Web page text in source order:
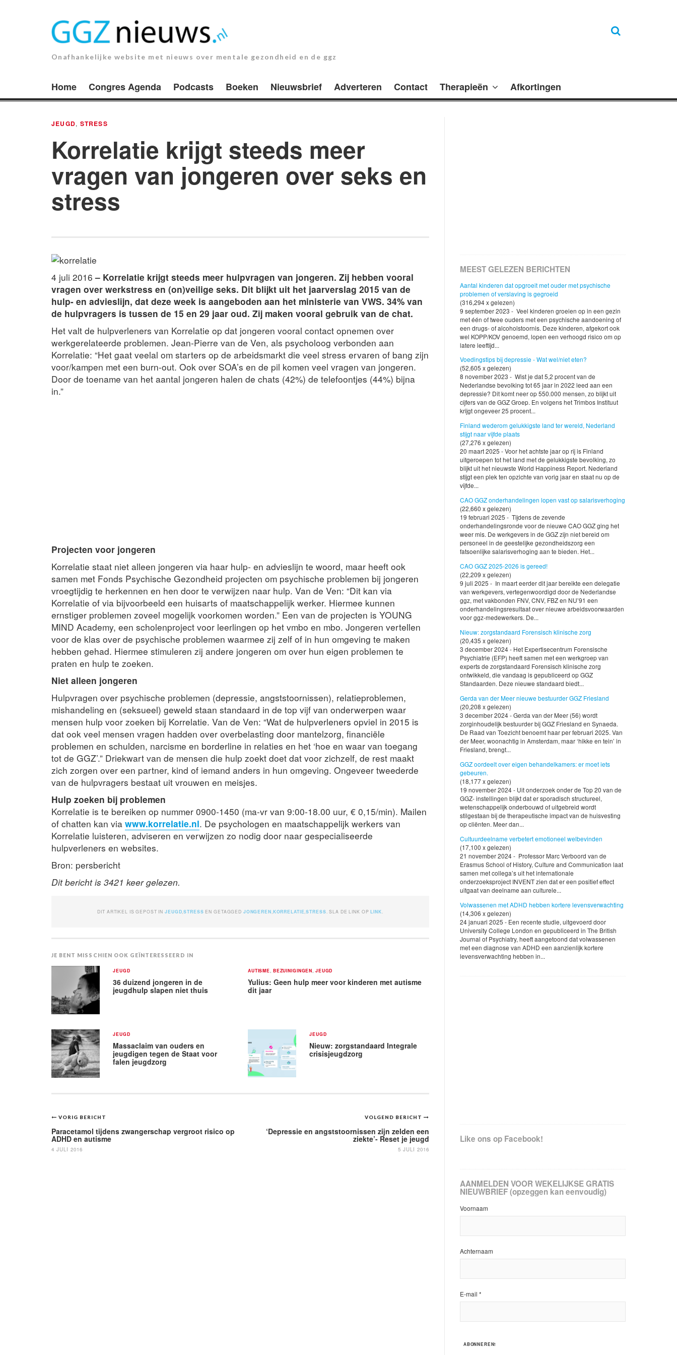
Onafhankelijke website met nieuws over mentale gezondheid en de ggz
Home Congres Agenda Podcasts Boeken Nieuwsbrief Adverteren Contact Therapieën Afkortingen
JEUGD, STRESS
Korrelatie krijgt steeds meer
vragen van jongeren over seks en
stress
4 juli 2016– Korrelatie krijgt steeds meer hulpvragen van jongeren. Zij hebben vooral
vragen over werkstress en (on)veilige seks. Dit blijkt uit het jaarverslag 2015 van de
hulp- en advieslijn, dat deze week is aangeboden aan het ministerie van VWS. 34% van
de hulpvragers is tussen de 15 en 29 jaar oud. Zij maken vooral gebruik van de chat.
Het valt de hulpverleners van Korrelatie op dat jongeren vooral contact opnemen over
werkgerelateerde problemen. Jean-Pierre van de Ven, als psycholoog verbonden aan
Korrelatie: “Het gaat veelal om starters op de arbeidsmarkt die veel stress ervaren of bang zijn
voor/kampen met een burn-out. Ook over SOA’s en de pil komen veel vragen van jongeren.
Door de toename van het aantal jongeren halen de chats (42%) de telefoontjes (44%) bijna
in.”
Projecten voor jongeren
Korrelatie staat niet alleen jongeren via haar hulp- en advieslijn te woord, maar heeft ook
samen met Fonds Psychische Gezondheid projecten om psychische problemen bij jongeren
vroegtijdig te herkennen en hen door te verwijzen naar hulp. Van de Ven: “Dit kan via
Korrelatie of via bijvoorbeeld een huisarts of maatschappelijk werker. Hiermee kunnen
ernstiger problemen zoveel mogelijk voorkomen worden.” Een van de projecten is YOUNG
MIND Academy, een scholenproject voor leerlingen op het vmbo en mbo. Jongeren vertellen
voor de klas over de psychische problemen waarmee zij zelf of in hun omgeving te maken
hebben gehad. Hiermee stimuleren zij andere jongeren om over hun eigen problemen te
praten en hulp te zoeken.
Niet alleen jongeren
Hulpvragen over psychische problemen (depressie, angststoornissen), relatieproblemen,
mishandeling en (seksueel) geweld staan standaard in de top vijf van onderwerpen waar
mensen hulp voor zoeken bij Korrelatie. Van de Ven: “Wat de hulpverleners opviel in 2015 is
dat ook veel mensen vragen hadden over overbelasting door mantelzorg, financiële
problemen en schulden, narcisme en borderline in relaties en het ‘hoe en waar van toegang
tot de GGZ’.” Driekwart van de mensen die hulp zoekt doet dat voor zichzelf, de rest maakt
zich zorgen over een partner, kind of iemand anders in hun omgeving. Ongeveer tweederde
van de hulpvragers bestaat uit vrouwen en meisjes.
Hulp zoeken bij problemen
Korrelatie is te bereiken op nummer 0900-1450 (ma-vr van 9:00-18.00 uur, € 0,15/min). Mailen
of chatten kan via www.korrelatie.nl. De psychologen en maatschappelijk werkers van
Korrelatie luisteren, adviseren en verwijzen zo nodig door naar gespecialiseerde
hulpverleners en websites.
Bron: persbericht
Dit bericht is 3421 keer gelezen.
DIT ARTIKEL IS GEPOST INJEUGD ,STRESS EN GETAGGED JONGEREN KORRELATIE ,STRESS . SLA DE LINK OPLINK
JE BENT MISSCHIEN OOK GEÏNTERESSEERD IN
JEUGD
36 duizend jongeren in de
jeugdhulp slapen niet thuis
AUTISME BEZUINIGINGEN JEUGD
Yulius: Geen hulp meer voor kinderen met autisme
dit jaar
JEUGD
Massaclaim van ouders en
jeugdigen tegen de Staat voor
falen jeugdzorg
JEUGD
Nieuw: zorgstandaard Integrale
crisisjeugdzorg
Bericht
navigatie
VOLGEND BERICHT
‘Depressie en angststoornissen zijn zelden een
ziekte’- Reset je jeugd
5 JULI 2016
VORIG BERICHT
Paracetamol tijdens zwangerschap vergroot risico op
ADHD en autisme
4 JULI 2016
MEEST GELEZEN BERICHTEN
Aantal kinderen dat opgroeit met ouder met psychische
problemen of verslaving is gegroeid
(316,294 x gelezen)
9 september 2023 - Veel kinderen groeien op in een gezin
met één of twee ouders met een psychische aandoening of
een drugs- of alcoholstoornis. Deze kinderen, afgekort ook
wel KOPP/KOV genoemd, lopen een verhoogd risico om op
latere leeftijd...
Voedingstips bij depressie - Wat wel/niet eten?
(52,605 x gelezen)
8 november 2023 - Wist je dat 5,2 procent van de
Nederlandse bevolking tot 65 jaar in 2022 leed aan een
depressie? Dit komt neer op 550.000 mensen, zo blijkt uit
cijfers van de GGZ Groep. En volgens het Trimbos Instituut
krijgt ongeveer 25 procent...
Finland wederom gelukkigste land ter wereld, Nederland
stijgt naar vijfde plaats
(27,276 x gelezen)
20 maart 2025 - Voor het achtste jaar op rij is Finland
uitgeroepen tot het land met de gelukkigste bevolking, zo
blijkt uit het nieuwste World Happiness Report. Nederland
stijgt een plek ten opzichte van vorig jaar en staat nu op de
vijfde...
CAO GGZ onderhandelingen lopen vast op salarisverhoging
(22,660 x gelezen)
19 februari 2025 - Tijdens de zevende
onderhandelingsronde voor de nieuwe CAO GGZ ging het
weer mis. De werkgevers in de GGZ zijn niet bereid om
personeel in de geestelijke gezondheidszorg een
fatsoenlijke salarisverhoging aan te bieden. Het...
CAO GGZ 2025-2026 is gereed!
(22,209 x gelezen)
9 juli 2025 - In maart eerder dit jaar bereikte een delegatie
van werkgevers, vertegenwoordigd door de Nederlandse
ggz, met vakbonden FNV, CNV, FBZ en NU’91 een
onderhandelingsresultaat over nieuwe arbeidsvoorwaarden
voor ggz-medewerkers. De...
Nieuw: zorgstandaard Forensisch klinische zorg
(20,435 x gelezen)
3 december 2024 - Het Expertisecentrum Forensische
Psychiatrie (EFP) heeft samen met een werkgroep van
experts de zorgstandaard Forensisch klinische zorg
ontwikkeld, die vandaag is gepubliceerd op GGZ
Standaarden. Deze nieuwe standaard biedt...
Gerda van der Meer nieuwe bestuurder GGZ Friesland
(20,208 x gelezen)
3 december 2024 - Gerda van der Meer (56) wordt
zorginhoudelijk bestuurder bij GGZ Friesland en Synaeda.
De Raad van Toezicht benoemt haar per februari 2025. Van
der Meer, woonachtig in Amsterdam, maar ‘hikke en tein’ in
Friesland, brengt...
GGZ oordeelt over eigen behandelkamers: er moet iets
gebeuren.
(18,177 x gelezen)
19 november 2024 - Uit onderzoek onder de Top 20 van de
GGZ- instellingen blijkt dat er sporadisch structureel,
wetenschappelijk onderbouwd of uitgebreid wordt
stilgestaan bij de therapeutische impact van de huisvesting
op cliënten. Meer dan...
Cultuurdeelname verbetert emotioneel welbevinden
(17,100 x gelezen)
21 november 2024 - Professor Marc Verboord van de
Erasmus School of History, Culture and Communication laat
samen met collega’s uit het internationale
onderzoeksproject INVENT zien dat er een positief effect
uitgaat van deelname aan culturele...
Volwassenen met ADHD hebben kortere levensverwachting
(14,306 x gelezen)
24 januari 2025 - Een recente studie, uitgevoerd door
University College London en gepubliceerd in The British
Journal of Psychiatry, heeft aangetoond dat volwassenen
met een diagnose van ADHD een aanzienlijk kortere
levensverwachting hebben in...
Like ons op Facebook!
AANMELDEN VOOR WEKELIJKSE GRATIS
NIEUWBRIEF (opzeggen kan eenvoudig)
Voornaam
Achternaam
E-mail *